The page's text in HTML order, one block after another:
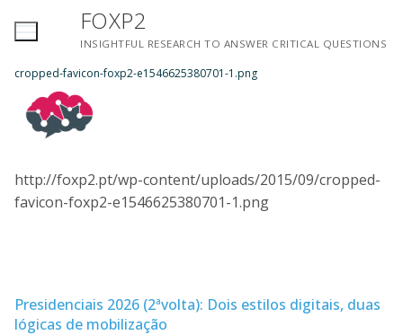
FOXP2
INSIGHTFUL RESEARCH TO ANSWER CRITICAL QUESTIONS
cropped-favicon-foxp2-e1546625380701-1.png
http://foxp2.pt/wp-content/uploads/2015/09/cropped-
favicon-foxp2-e1546625380701-1.png
Presidenciais 2026 (2ªvolta): Dois estilos digitais, duas
lógicas de mobilização